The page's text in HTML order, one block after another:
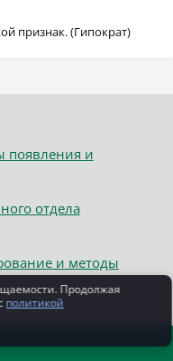
признак. (Гипократ)
появления и
отдела
и методы
Продолжая
политикой